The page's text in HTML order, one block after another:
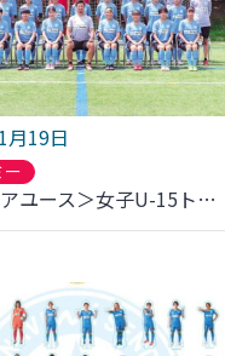
月19日
ー
＜ジュニアユース＞女子U-15トレーニングキャンプに2名選出のお知らせ